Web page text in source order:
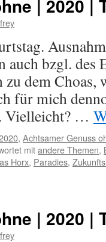
| 2020 |
auch bzgl. des
dem Choas,
für mich
Vielleicht? …
, Achtsamer Genuss
mitandere Themen,
Horx, Paradies,
| 2020 |